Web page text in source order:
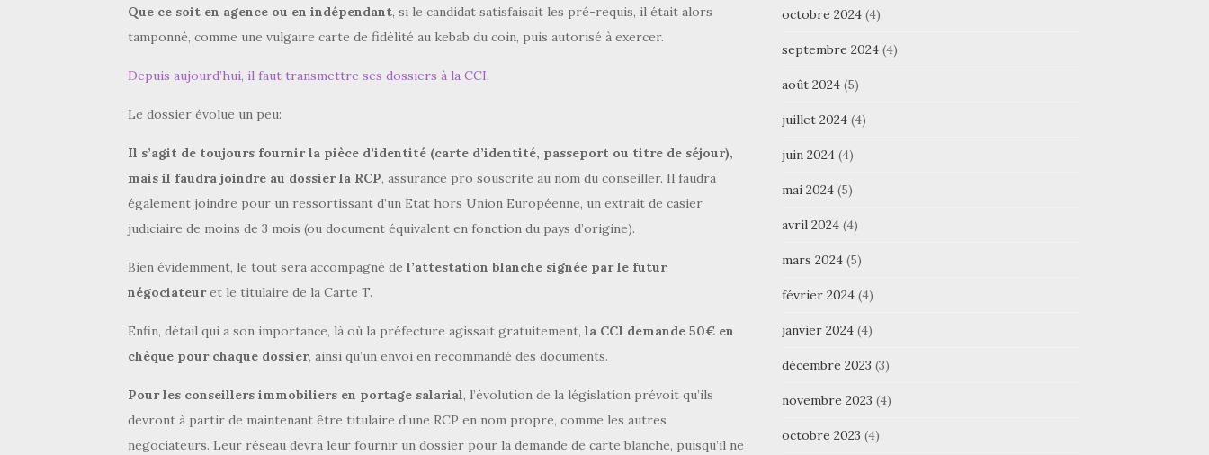
Que ce soit en agence ou en indépendant, si le candidat satisfaisait les pré-requis, il était alors
tamponné, comme une vulgaire carte de fidélité au kebab du coin, puis autorisé à exercer.
Depuis aujourd’hui, il faut transmettre ses dossiers à la CCI.
Le dossier évolue un peu:
Il s’agit de toujours fournir la pièce d’identité (carte d’identité, passeport ou titre de séjour),
mais il faudra joindre au dossier la RCP, assurance pro souscrite au nom du conseiller. Il faudra
également joindre pour un ressortissant d’un Etat hors Union Européenne, un extrait de casier
judiciaire de moins de 3 mois (ou document équivalent en fonction du pays d’origine).
Bien évidemment, le tout sera accompagné de l’attestation blanche signée par le futur
négociateuret le titulaire de la Carte T.
Enfin, détail qui a son importance, là où la préfecture agissait gratuitement, la CCI demande 50€ en
chèque pour chaque dossier, ainsi qu’un envoi en recommandé des documents.
Pour les conseillers immobiliers en portage salarial, l’évolution de la législation prévoit qu’ils
devront à partir de maintenant être titulaire d’une RCP en nom propre, comme les autres
négociateurs. Leur réseau devra leur fournir un dossier pour la demande de carte blanche, puisqu’il ne
octobre 2024(4)
septembre 2024(4)
août 2024(5)
juillet 2024(4)
juin 2024(4)
mai 2024(5)
avril 2024(4)
mars 2024(5)
février 2024(4)
janvier 2024(4)
décembre 2023 (3)
novembre 2023 (4)
octobre 2023 (4)